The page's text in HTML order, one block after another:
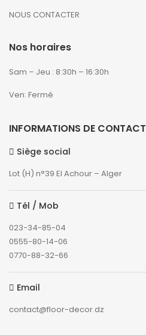
NOUS CONTACTER
Nos horaires
Sam – Jeu : 8:30h – 16:30h
Ven: Fermé
INFORMATIONS DE CONTACT
Siège social
Lot (H) n°39 El Achour – Alger
Tél / Mob
023-34-85-04
0555-80-14-06
0770-88-32-66
Email
contact@floor-decor.dz